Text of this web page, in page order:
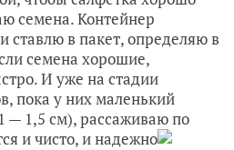
семена. Контейнер
в пакет, определяю в
семена хорошие,
И уже на стадии
пока у них маленький
— 1,5 см), рассаживаю по
и чисто, и надежно